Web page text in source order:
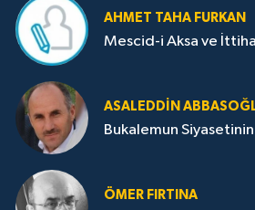
AHMET TAHA FURKAN
Mescid-i Aksa ve
ASALEDDIN
Bukalemun
ÖMER FIRTINA